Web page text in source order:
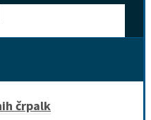
črpalk